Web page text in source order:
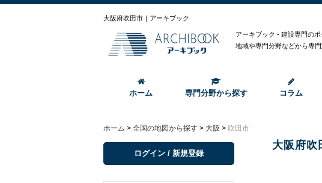
大阪府吹田市｜アーキブック
アーキブック - 建設専門の
地域や専門分野などから専
ホーム 専門分野から探す コラム
ホーム > 全国の地図から探す > 大阪 > 吹田市
大阪府吹
ログイン / 新規登録